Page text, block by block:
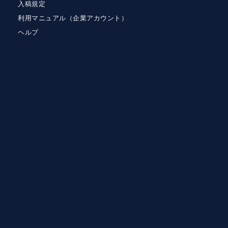
入稿規定
利用マニュアル（企業アカウント）
ヘルプ